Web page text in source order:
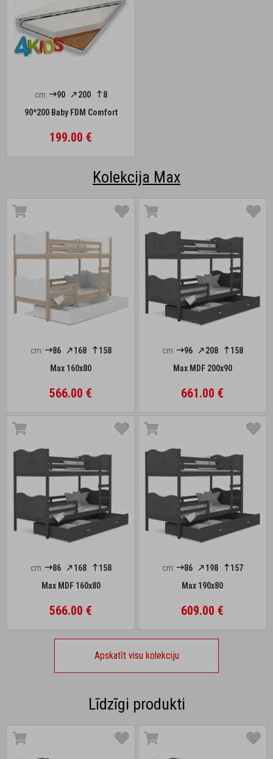
cm: 90 200
8
90*200 Baby FDM Comfort
199.00 €
Kolekcija Max
cm: 86 168
158
Max 160x80
566.00 €
cm: 96 208
158
Max MDF 200x90
661.00 €
cm: 86 168
158
Max MDF 160x80
566.00 €
cm: 86 198
157
Max 190x80
609.00 €
Apskatīt visu kolekciju
Līdzīgi produkti